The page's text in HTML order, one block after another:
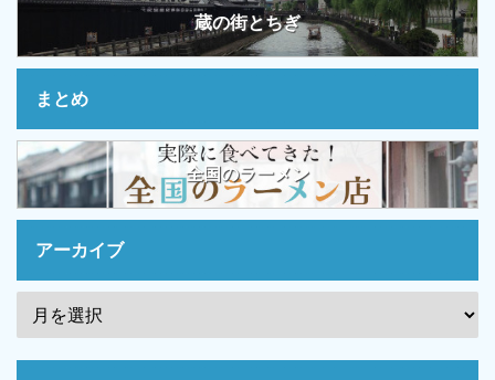
蔵の街とちぎ
まとめ
全国のラーメン
アーカイブ